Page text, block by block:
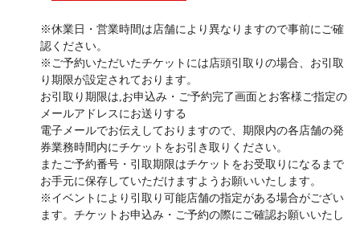
※休業日・営業時間は店舗により異なりますので事前にご確
認ください。
※ご予約いただいたチケットには店頭引取りの場合、お引取
り期限が設定されております。
お引取り期限は,お申込み・ご予約完了画面とお客様ご指定の
メールアドレスにお送りする
電子メールでお伝えしておりますので、期限内の各店舗の発
券業務時間内にチケットをお引き取りください。
またご予約番号・引取期限はチケットをお受取りになるまで
お手元に保存していただけますようお願いいたします。
※イベントにより引取り可能店舗の指定がある場合がござい
ます。チケットお申込み・ご予約の際にご確認お願いいたし